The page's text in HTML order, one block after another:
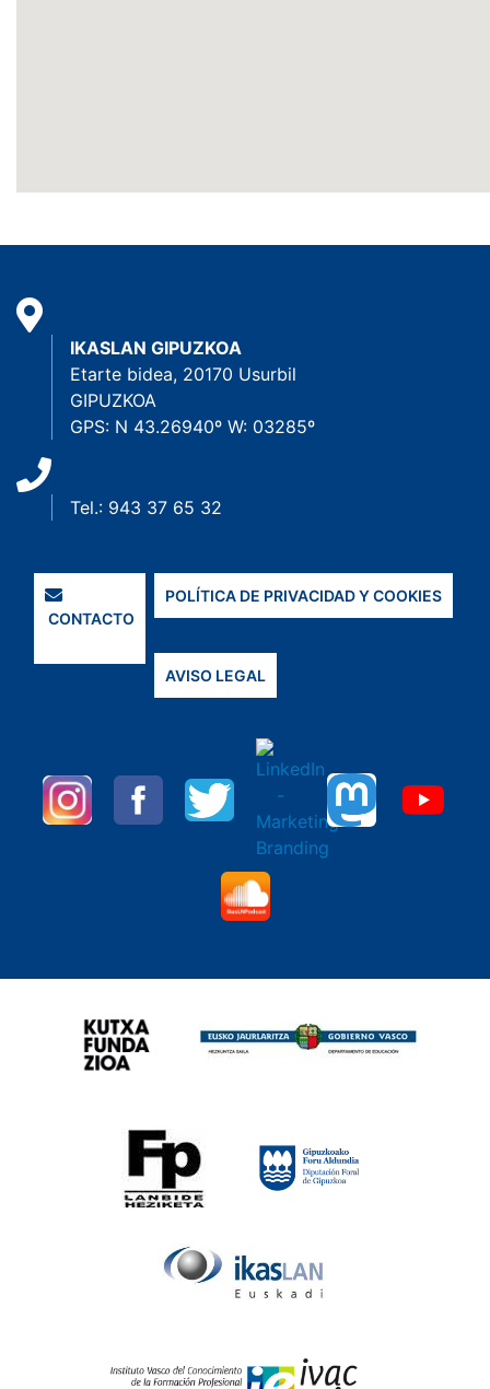
IKASLAN GIPUZKOA
Etarte bidea, 20170 Usurbil
GIPUZKOA
GPS: N 43.26940º W: 03285º
Tel.: 943 37 65 32
CONTACTO
POLÍTICA DE PRIVACIDAD Y COOKIES
AVISO LEGAL